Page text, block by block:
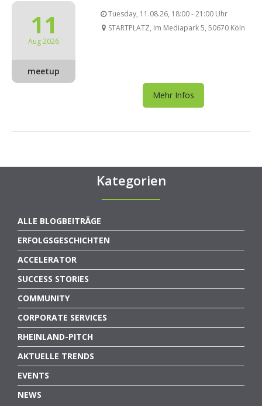
11
Aug 2026
meetup
Tuesday, 11.08.26, 18:00 - 21:00 Uhr
STARTPLATZ, Im Mediapark 5, 50670 Köln
Mehr Infos
Kategorien
ALLE BLOGBEITRÄGE
ERFOLGSGESCHICHTEN
ACCELERATOR
SUCCESS STORIES
COMMUNITY
CORPORATE SERVICES
RHEINLAND-PITCH
AKTUELLE TRENDS
EVENTS
NEWS